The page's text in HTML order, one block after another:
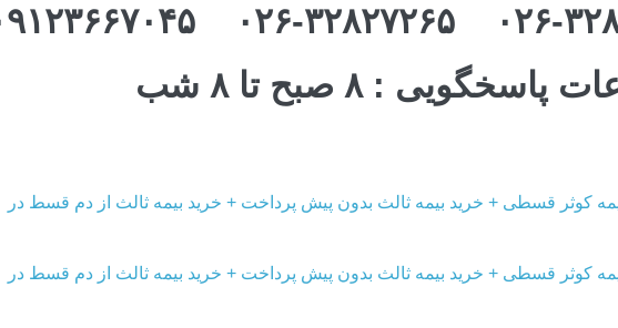
پاسخگویی : ۸ صبح تا ۸ شب
کوثر قسطی + خرید بیمه ثالث بدون پیش پرداخت + خرید بیمه ثالث از دم قسط در
کوثر قسطی + خرید بیمه ثالث بدون پیش پرداخت + خرید بیمه ثالث از دم قسط در